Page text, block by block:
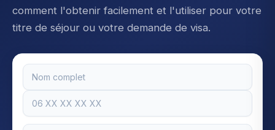
comment l'obtenir facilement et l'utiliser pour votre
titre de séjour ou votre demande de visa.